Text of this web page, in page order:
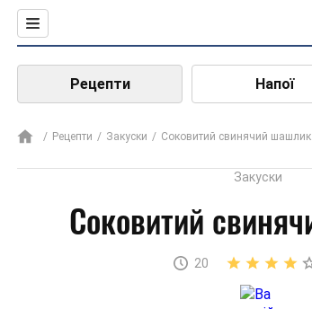
Рецепти Напої
Рецепти Закуски Соковитий свинячий шашлик
Закуски
Соковитий
20